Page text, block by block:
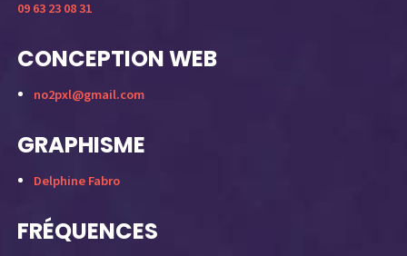
09 63 23 08 31
CONCEPTION WEB
no2pxl@gmail.com
GRAPHISME
Delphine Fabro
FRÉQUENCES